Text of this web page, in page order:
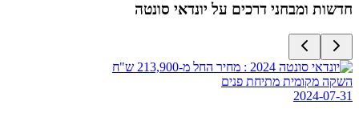
חדשות ומבחני דרכים על יונדאי סונטה
השקה מקומית מתיחת פנים
2024-07-31